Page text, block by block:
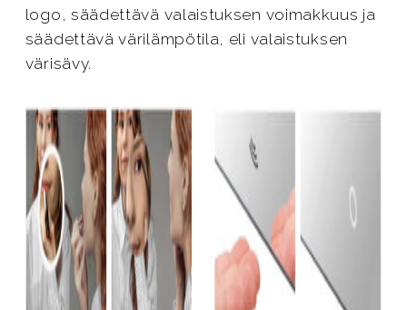
logo, säädettävä valaistuksen voimakkuus ja
säädettävä värilämpötila, eli valaistuksen
värisävy.